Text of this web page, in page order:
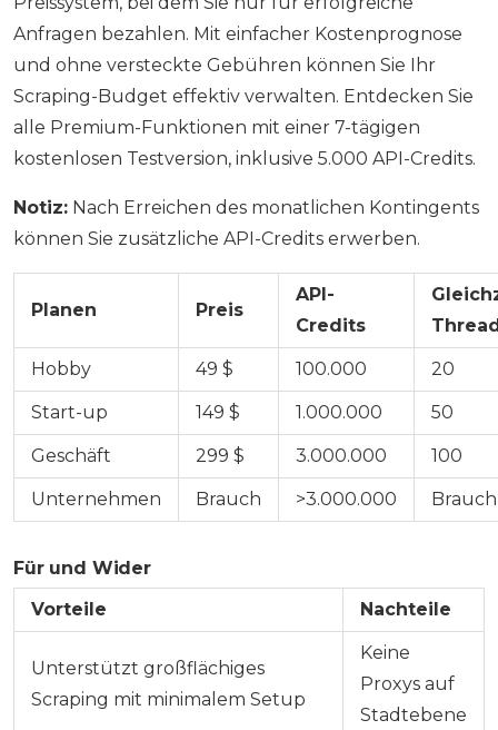
Anfragen bezahlen. Mit einfacher Kostenprognose
und ohne versteckte Gebühren können Sie Ihr
Scraping-Budget effektiv verwalten. Entdecken Sie
alle Premium-Funktionen mit einer 7-tägigen
kostenlosen Testversion, inklusive 5.000 API-Credits.
Notiz: Nach Erreichen des monatlichen Kontingents
können Sie zusätzliche API-Credits erwerben.
Planen Preis
API-
Credits
Hobby 49 $ 100.000 20
Start-up 149 $ 1.000.000 50
Geschäft 299 $ 3.000.000 100
Unternehmen Brauch >3.000.000 Brauch
Für und Wider
Vorteile
Nachteile
Unterstützt großflächiges
Scraping mit minimalem Setup
Keine
Proxys auf
Stadtebene